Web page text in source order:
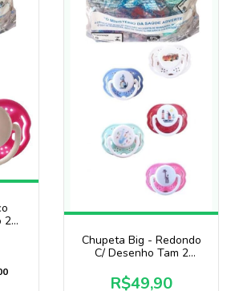
2
Chupeta Big - Redondo
C/ Desenho Tam 2
R$49,90